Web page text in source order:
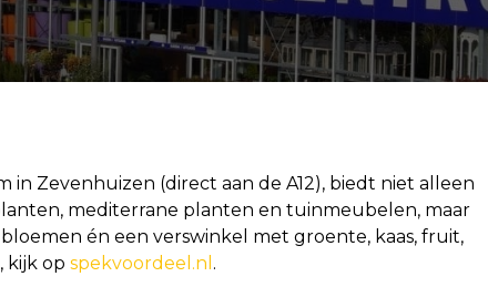
Zevenhuizen (direct aan de A12), biedt niet alleen
mediterrane planten en tuinmeubelen, maar
én een verswinkel met groente, kaas, fruit,
kijk op spekvoordeel.nl .